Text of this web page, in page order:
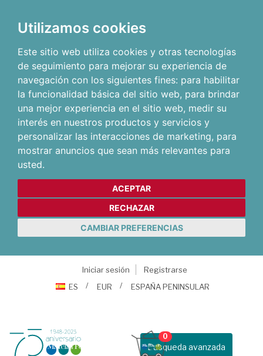
Utilizamos cookies
Este sitio web utiliza cookies y otras tecnologías
de seguimiento para mejorar su experiencia de
navegación con los siguientes fines: para habilitar
la funcionalidad básica del sitio web, para brindar
una mejor experiencia en el sitio web, medir su
interés en nuestros productos y servicios y
personalizar las interacciones de marketing, para
mostrar anuncios que sean más relevantes para
usted.
ACEPTAR
RECHAZAR
CAMBIAR PREFERENCIAS
Iniciar sesión
Registrarse
ES
EUR ESPAÑA PENINSULAR
Busqueda avanzada
0